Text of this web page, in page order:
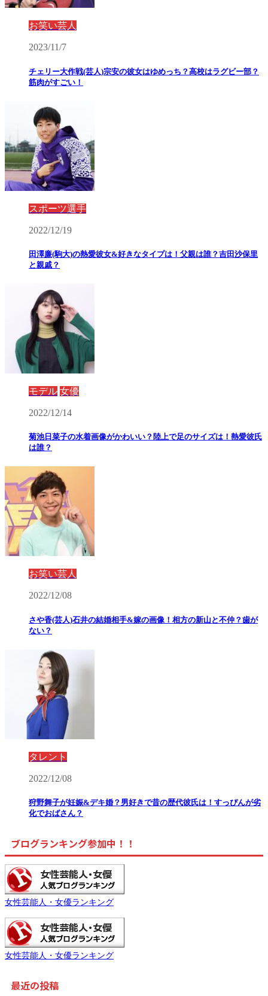
お笑い芸人
2023/11/7
チェリー大作戦(芸人)宗安の彼女はゆめっち？高校はラグビー部？
筋肉がすごい！
スポーツ選手
2022/12/19
田澤廉(駒大)の熱愛彼女&好きなタイプは！父親は誰？吉田沙保里
と親戚？
モデル 女優
2022/12/14
菊池日菜子の水着画像がかわいい？陸上で足のサイズは！熱愛彼氏
は誰？
お笑い芸人
2022/12/08
さや香(芸人)石井の結婚相手&嫁の画像！相方の新山と不仲？歯が
ない？
タレント
2022/12/08
狩野舞子が妊娠&デキ婚？男好きで昔の歴代彼氏は！すっぴんが劣
化でおばさん？
ブログランキング参加中！！
女性芸能人・女優ランキング
女性芸能人・女優ランキング
最近の投稿